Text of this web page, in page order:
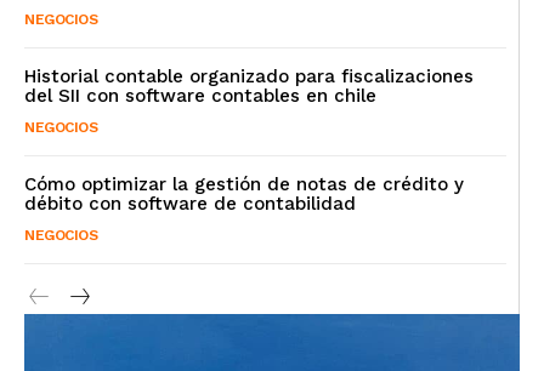
NEGOCIOS
Historial contable organizado para fiscalizaciones
del SII con software contables en chile
NEGOCIOS
Cómo optimizar la gestión de notas de crédito y
débito con software de contabilidad
NEGOCIOS